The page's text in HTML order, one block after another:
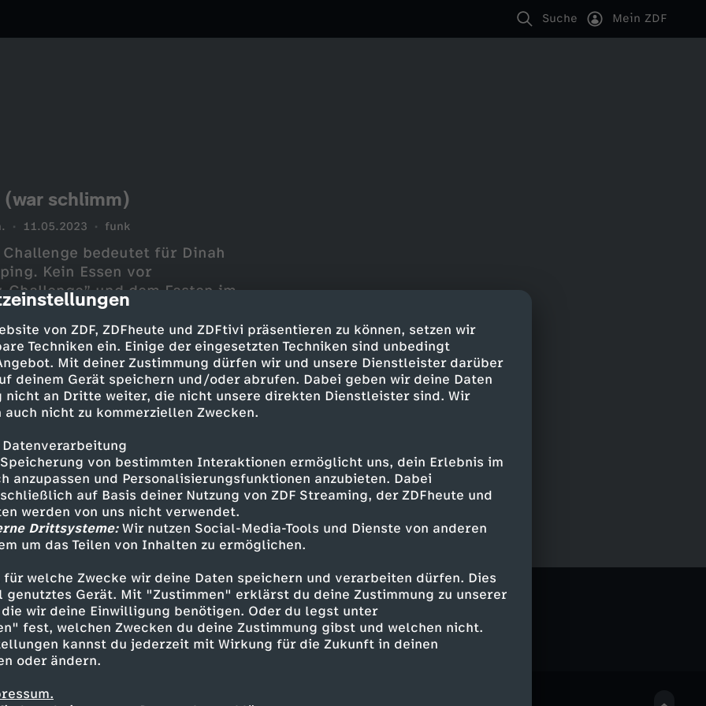
von ZDF, ZDFheute und ZDFtivi präsentieren zu können, setzen wir
Techniken ein. Einige der eingesetzten Techniken sind unbedingt
Mit deiner Zustimmung dürfen wir und unsere Dienstleister darüber
deinem Gerät speichern und/oder abrufen. Dabei geben wir deine Daten
nicht an Dritte weiter, die nicht unsere direkten Dienstleister sind. Wir
nicht zu kommerziellen Zwecken.
von bestimmten Interaktionen ermöglicht uns, dein Erlebnis im
anzupassen und Personalisierungsfunktionen anzubieten. Dabei
auf Basis deiner Nutzung von ZDF Streaming, der ZDFheute und
werden von uns nicht verwendet.
Drittsysteme:Wir nutzen Social-Media-Tools und Dienste von anderen
um das Teilen von Inhalten zu ermöglichen.
für welche Zwecke wir deine Daten speichern und verarbeiten dürfen. Dies
Gerät. Mit "Zustimmen" erklärst du deine Zustimmung zu unserer
wir deine Einwilligung benötigen. Oder du legst unter
fest, welchen Zwecken du deine Zustimmung gibst und welchen nicht.
kannst du jederzeit mit Wirkung für die Zukunft in deinen
oder ändern.
Suche Mein ZDF
(war schlimm)
11.05.2023 funk
Challenge bedeutet für Dinah
Kein Essen vor
und dem Fasten im
die eigentlich völlig alltäglich
und radikal auf Konsum
Das testet Dinah für euch
Expertin über die
Buy” eher blöd und hat
im Verzicht üben kann...
01:50 Tag 1 bis 17 05:50
Shoppen mit Dinahs
Tag 30 und Dinahs Fazit
Drake - No Shopping French
- Adderall (Corvette
& Rescue Pharrell Williams -
Challenge:
(YouTube):
Extrem
- PULS Reportage (YouTube):
Wie lebt ein
etf-depot-
entdecken
Explainer informativ Untertitel $AFE